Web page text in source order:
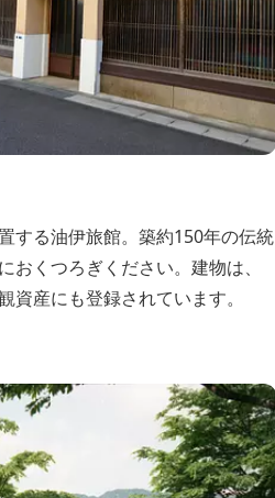
する油伊旅館。築約150年の伝統
おくつろぎください。建物は、
資産にも登録されています。